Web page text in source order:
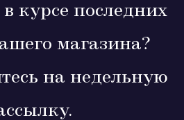
курсе последних
магазина?
на недельную